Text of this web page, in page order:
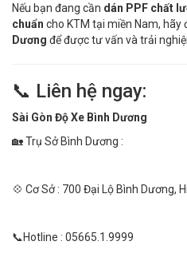
Nếu bạn đang cần dán PPF chất
chuẩn cho KTM tại miền Nam, hãy
Dương để được tư vấn và trải
📞 Liên hệ ngay:
Sài Gòn Độ Xe Bình Dương
🏡 Trụ Sở Bình Dương :
💠 Cơ Sở : 700 Đại Lộ Bình Dương,
📞Hotline : 05665.1.9999